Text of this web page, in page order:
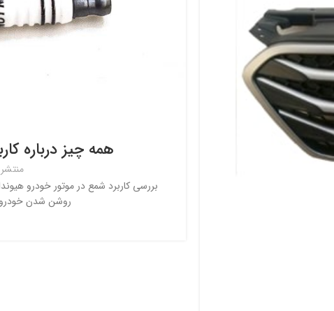
همه چیز درباره
بررسی کاربرد شمع در موتور خودرو
روشن شدن